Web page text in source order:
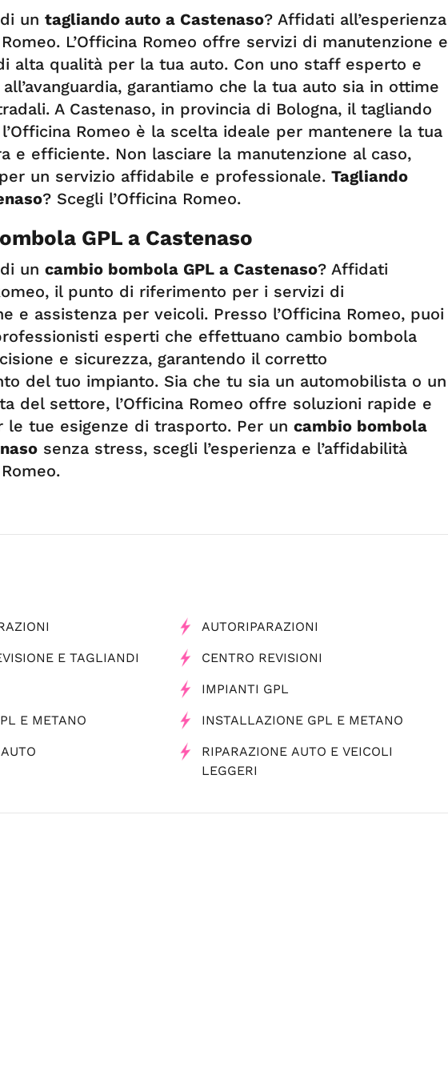
un tagliando auto a Castenaso? Affidati all’esperienza
L’Officina Romeo offre servizi di manutenzione e
alta qualità per la tua auto. Con uno staff esperto e
garantiamo che la tua auto sia in ottime
A Castenaso, in provincia di Bologna, il tagliando
Romeo è la scelta ideale per mantenere la tua
e efficiente. Non lasciare la manutenzione al caso,
un servizio affidabile e professionale. Tagliando
? Scegli l’Officina Romeo.
GPL a Castenaso
un cambio bombola GPL a Castenaso? Affidati
il punto di riferimento per i servizi di
e assistenza per veicoli. Presso l’Officina Romeo, puoi
esperti che effettuano cambio bombola
e sicurezza, garantendo il corretto
del tuo impianto. Sia che tu sia un automobilista o un
del settore, l’Officina Romeo offre soluzioni rapide e
le tue esigenze di trasporto. Per un cambio bombola
senza stress, scegli l’esperienza e l’affidabilità
AUTORIPARAZIONI
E TAGLIANDI CENTRO REVISIONI
IMPIANTI GPL
E METANO INSTALLAZIONE GPL E METANO
RIPARAZIONE AUTO E VEICOLI
LEGGERI